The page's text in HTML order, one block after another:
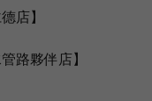
店】
路夥伴店】